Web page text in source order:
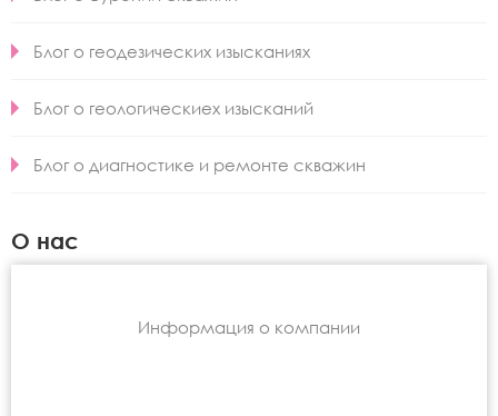
Блог о геодезических изысканиях
Блог о геологическиех изысканий
Блог о диагностике и ремонте скважин
О нас
Информация о компании